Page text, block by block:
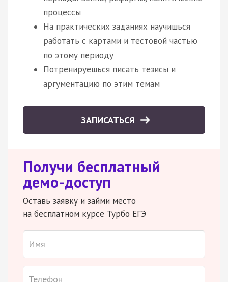
процессы
На практических заданиях научишься
работать с картами и тестовой частью
по этому периоду
Потренируешься писать тезисы и
аргументацию по этим темам
ЗАПИСАТЬСЯ
Получи бесплатный
демо-доступ
Оставь заявку и займи место
на бесплатном курсе Турбо ЕГЭ